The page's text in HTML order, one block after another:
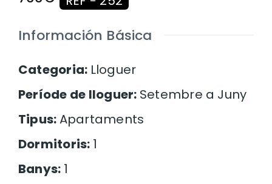
Información Básica
Categoria: Lloguer
Període de lloguer: Setembre a Juny
Tipus:Apartaments
Dormitoris: 1
Banys: 1